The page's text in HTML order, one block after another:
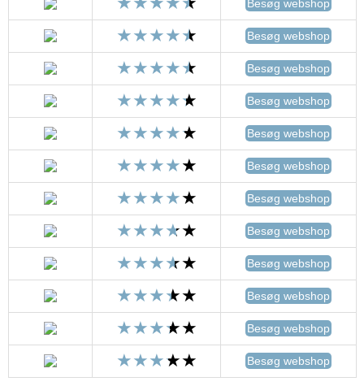
Besøg webshop
Besøg webshop
Besøg webshop
Besøg webshop
Besøg webshop
Besøg webshop
Besøg webshop
Besøg webshop
Besøg webshop
Besøg webshop
Besøg webshop
Besøg webshop